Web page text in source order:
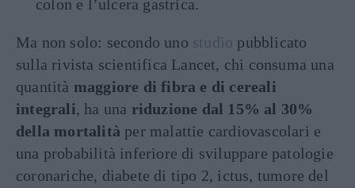
colon e l’ulcera gastrica.
Ma non solo: secondo uno studio pubblicato
sulla rivista scientifica Lancet, chi consuma una
quantità maggiore di fibra e di cereali
integrali, ha una riduzione dal 15% al 30%
della mortalità per malattie cardiovascolari e
una probabilità inferiore di sviluppare patologie
coronariche, diabete di tipo 2, ictus, tumore del